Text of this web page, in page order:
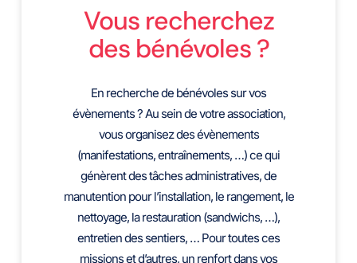
Vous recherchez
des bénévoles ?
En recherche de bénévoles sur vos
évènements ? Au sein de votre association,
vous organisez des évènements
(manifestations, entraînements, …) ce qui
génèrent des tâches administratives, de
manutention pour l’installation, le rangement, le
nettoyage, la restauration (sandwichs, …),
entretien des sentiers, … Pour toutes ces
missions et d’autres, un renfort dans vos